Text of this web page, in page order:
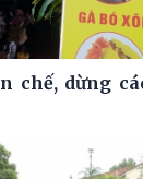
chế, dừng